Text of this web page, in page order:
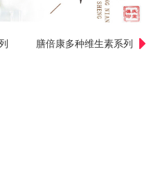
加工
加工
加工
科研打样
膳倍康多种维生素系列